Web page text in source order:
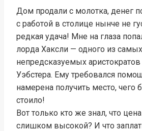
Дом продали с молотка, денег
с работой в столице нынче не
редкая удача! Мне на глаза
лорда Хаксли — одного из
непредсказуемых
Уэбстера. Ему требовался
намерена получить место, чего
стоило!
Вот только кто же знал, что
слишком высокой? И что